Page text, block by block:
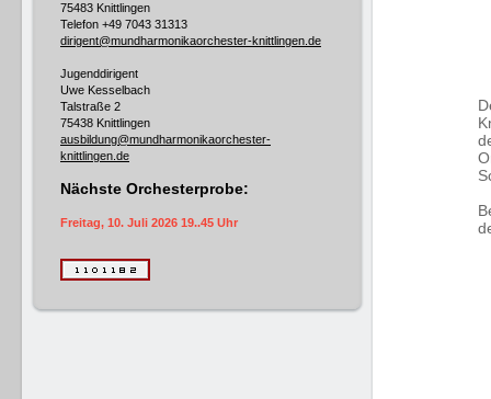
75483 Knittlingen
Telefon +49 7043 31313
dirigent@mundharmonikaorchester-knittlingen.de
Jugenddirigent
Uwe Kesselbach
Talstraße 2
75438 Knittlingen
ausbildung@mundharmonikaorchester-
knittlingen.de
Nächste Orchesterprobe:
Freitag, 10. Juli 2026 19..45 Uhr